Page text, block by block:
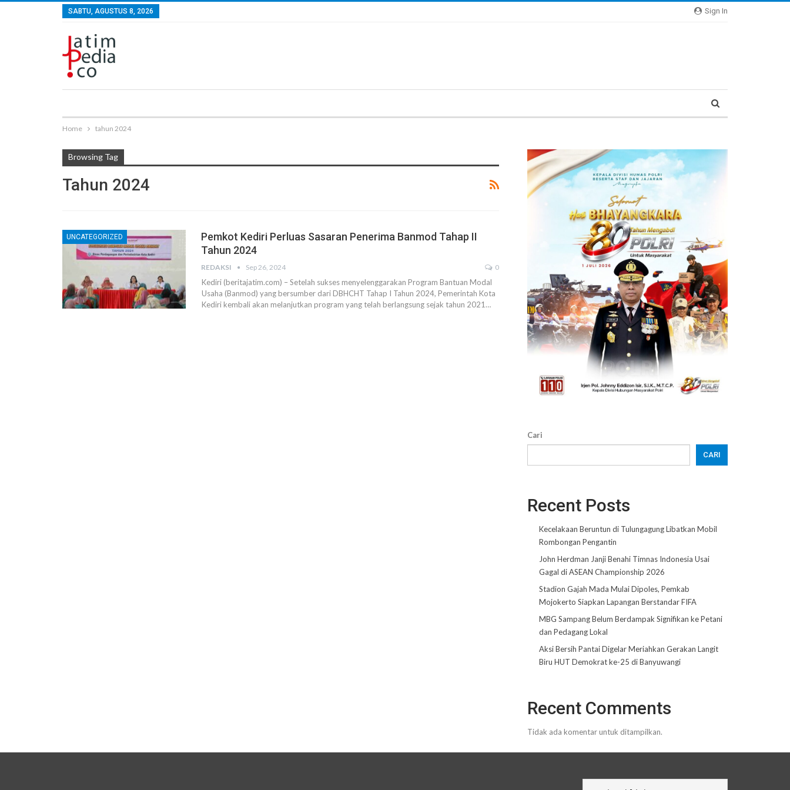
Sign In
SABTU, AGUSTUS 8, 2026
Home tahun 2024
Browsing Tag
Tahun 2024
UNCATEGORIZED
Pemkot Kediri Perluas Sasaran Penerima Banmod Tahap II
Tahun 2024
REDAKSI Sep 26, 2024 0
Kediri (beritajatim.com) – Setelah sukses menyelenggarakan Program Bantuan Modal
Usaha (Banmod) yang bersumber dari DBHCHT Tahap I Tahun 2024, Pemerintah Kota
Kediri kembali akan melanjutkan program yang telah berlangsung sejak tahun 2021…
Cari
CARI
Recent Posts
Kecelakaan Beruntun di Tulungagung Libatkan Mobil
Rombongan Pengantin
John Herdman Janji Benahi Timnas Indonesia Usai
Gagal di ASEAN Championship 2026
Stadion Gajah Mada Mulai Dipoles, Pemkab
Mojokerto Siapkan Lapangan Berstandar FIFA
MBG Sampang Belum Berdampak Signifikan ke Petani
dan Pedagang Lokal
Aksi Bersih Pantai Digelar Meriahkan Gerakan Langit
Biru HUT Demokrat ke-25 di Banyuwangi
Recent Comments
Tidak ada komentar untuk ditampilkan.